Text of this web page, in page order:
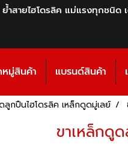
สายไฮโดรลิค แม่แรงทุกชนิด
มู่สินค้า แบรนด์สินค้า
กปืนไฮโดรลิค เหล็กดูดมู่เลย์
ขาเหล็กดู